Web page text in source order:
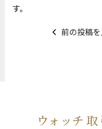
す。
前の投稿を
ウォッチ